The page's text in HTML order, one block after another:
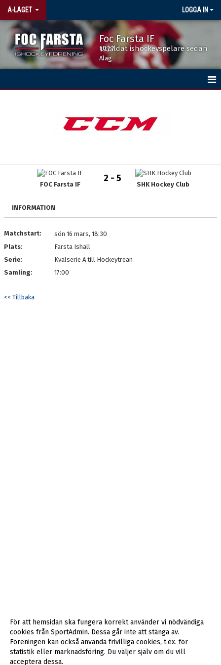
A-LAGET LOGGA IN
Foc Farsta IF
Utbildat ishockeyspelare sedan 1977
Alag
FOC Farsta IF
2 - 5
SHK Hockey Club
INFORMATION
Matchstart:
sön 16 mars, 18:30
Plats:
Farsta Ishall
Serie:
Kvalserie A till Hockeytrean
Samling:
17:00
<< Tillbaka
För att hemsidan ska fungera korrekt använder vi nödvändiga
cookies från SportAdmin. Dessa går inte att stänga av.
Föreningen kan också använda frivilliga cookies, t.ex. för
statistik eller marknadsföring. Du väljer själv om du vill
acceptera dessa.